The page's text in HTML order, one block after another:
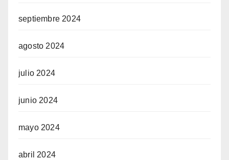
septiembre 2024
agosto 2024
julio 2024
junio 2024
mayo 2024
abril 2024